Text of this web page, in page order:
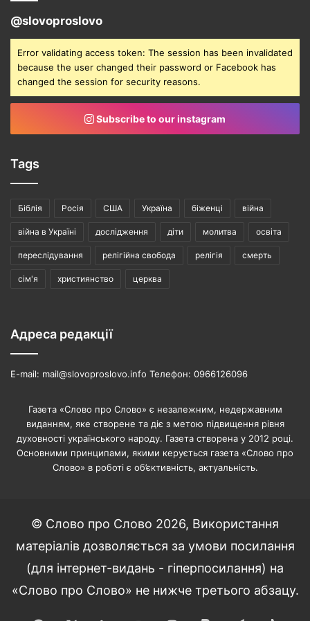
@slovoproslovo
Error validating access token: The session has been invalidated
because the user changed their password or Facebook has
changed the session for security reasons.
Subscribe to our instagram
Tags
Біблія Росія США Україна біженці війна
війна в Україні дослідження діти молитва освіта
переслідування релігійна свобода релігія смерть
сім'я християнство церква
Адреса редакції
E-mail: mail@slovoproslovo.info Телефон: 0966126096
Газета «Слово про Слово» є незалежним, недержавним
виданням, яке створене та діє з метою підвищення рівня
духовності українського народу. Газета створена у 2012 році.
Основними принципами, якими керується газета «Слово про
Слово» в роботі є об’єктивність, актуальність.
© Слово про Слово 2026, Використання
матеріалів дозволяється за умови посилання
(для інтернет-видань - гіперпосилання) на
«Слово про Слово» не нижче третього абзацу.